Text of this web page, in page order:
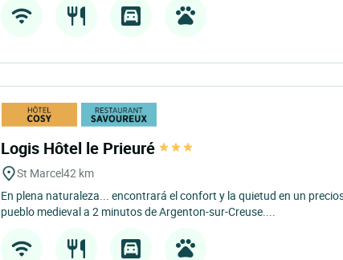
Logis Hôtel le Prieuré
St Marcel42 km
En plena naturaleza... encontrará el confort y la quietud en un
pueblo medieval a 2 minutos de Argenton-sur-Creuse....